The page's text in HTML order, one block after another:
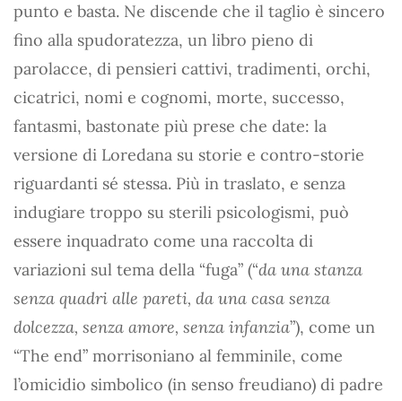
punto e basta. Ne discende che il taglio è sincero
fino alla spudoratezza, un libro pieno di
parolacce, di pensieri cattivi, tradimenti, orchi,
cicatrici, nomi e cognomi, morte, successo,
fantasmi, bastonate più prese che date: la
versione di Loredana su storie e contro-storie
riguardanti sé stessa. Più in traslato, e senza
indugiare troppo su sterili psicologismi, può
essere inquadrato come una raccolta di
variazioni sul tema della “fuga” (“da una stanza
senza quadri alle pareti, da una casa senza
dolcezza, senza amore, senza infanzia”), come un
“The end” morrisoniano al femminile, come
l’omicidio simbolico (in senso freudiano) di padre